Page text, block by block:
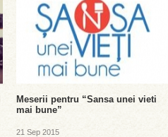
Meserii pentru “Sansa unei vieti
mai bune”
21 Sep 2015